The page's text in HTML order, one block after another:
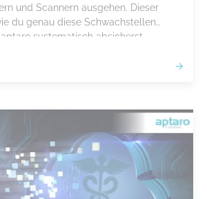
und Scannern ausgehen. Dieser
du genau diese Schwachstellen
systematisch absicherst.